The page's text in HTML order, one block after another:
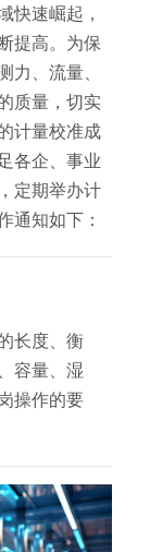
快速崛起，
提高。为保
力、流量、
质量，切实
计量校准成
各企、事业
定期举办计
通知如下：
长度、衡
容量、湿
操作的要